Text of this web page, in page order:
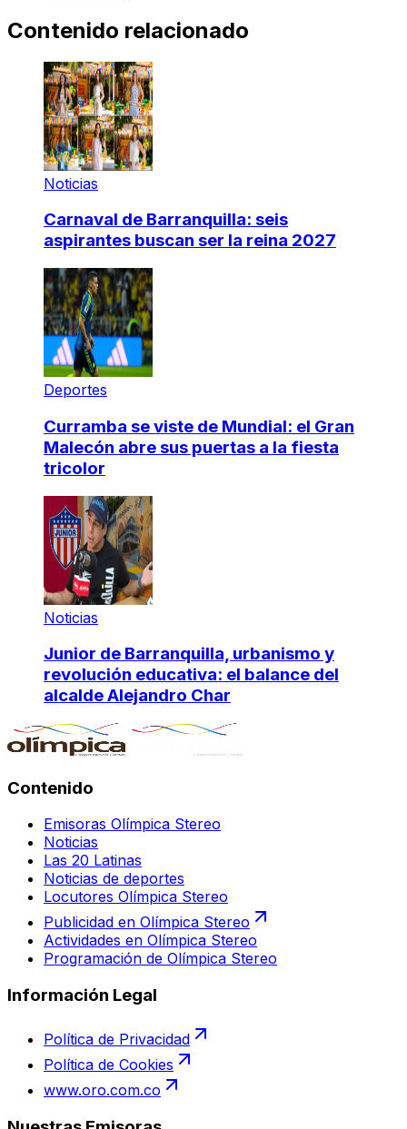
Contenido relacionado
Noticias
Carnaval de Barranquilla: seis
aspirantes buscan ser la reina 2027
Deportes
Curramba se viste de Mundial: el Gran
Malecón abre sus puertas a la fiesta
tricolor
Noticias
Junior de Barranquilla, urbanismo y
revolución educativa: el balance del
alcalde Alejandro Char
Contenido
Emisoras Olímpica Stereo
Noticias
Las 20 Latinas
Noticias de deportes
Locutores Olímpica Stereo
Publicidad en Olímpica Stereo
Actividades en Olímpica Stereo
Programación de Olímpica Stereo
Información Legal
Política de Privacidad
Política de Cookies
www.oro.com.co